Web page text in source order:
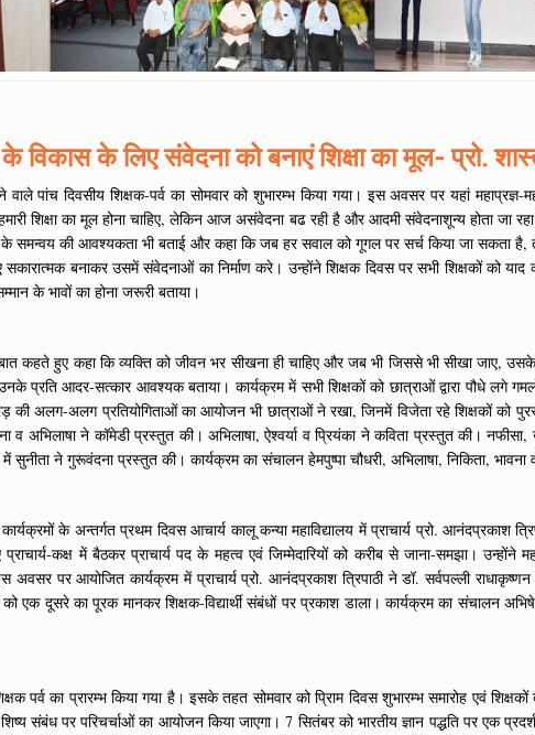
विकास के लिए संवेदना को बनाएं शिक्षा का मूल- प्रो.
पांच दिवसीय शिक्षक-पर्व का सोमवार को शुभारम्भ किया गया। इस अवसर पर यहां
शिक्षा का मूल होना चाहिए, लेकिन आज असंवेदना बढ रही है और आदमी संवेदनाशून्य होता जा
की आवश्यकता भी बताई और कहा कि जब हर सवाल को गूगल पर सर्च किया जा सकता
सकारात्मक बनाकर उसमें संवेदनाओं का निर्माण करे। उन्होंने शिक्षक दिवस पर सभी शिक्षकों को
के भावों का होना जरूरी बताया।
कहते हुए कहा कि व्यक्ति को जीवन भर सीखना ही चाहिए और जब भी जिससे भी सीखा जाए,
प्रति आदर-सत्कार आवश्यक बताया। कार्यक्रम में सभी शिक्षकों को छात्राओं द्वारा पौधे लगे
की अलग-अलग प्रतियोगिताओं का आयोजन भी छात्राओं ने रखा, जिनमें विजेता रहे शिक्षकों को
व अभिलाषा ने कॉमेडी प्रस्तुत की। अभिलाषा, ऐश्वर्या व प्रियंका ने कविता प्रस्तुत की।
सुनीता ने गुरूवंदना प्रस्तुत की। कार्यक्रम का संचालन हेमपुष्पा चौधरी, अभिलाषा, निकिता,
के अन्तर्गत प्रथम दिवस आचार्य कालू कन्या महाविद्यालय में प्राचार्य प्रो. आनंदप्रकाश
प्राचार्य-कक्ष में बैठकर प्राचार्य पद के महत्व एवं जिम्मेदारियों को करीब से जाना-समझा।
अवसर पर आयोजित कार्यक्रम में प्राचार्य प्रो. आनंदप्रकाश त्रिपाठी ने डॉ. सर्वपल्ली
को एक दूसरे का पूरक मानकर शिक्षक-विद्यार्थी संबंधों पर प्रकाश डाला। कार्यक्रम का
पर्व का प्रारम्भ किया गया है। इसके तहत सोमवार को प्रािम दिवस शुभारम्भ समारोह एवं
संबंध पर परिचर्चाओं का आयोजन किया जाएगा। 7 सितंबर को भारतीय ज्ञान पद्धति पर एक